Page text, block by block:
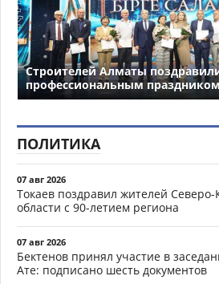
Строителей Алматы
профессиональным
ПОЛИТИКА
07 авг 2026
Токаев поздравил жителей Северо-
области с 90-летием региона
07 авг 2026
Бектенов принял участие в
Ате: подписано шесть документов